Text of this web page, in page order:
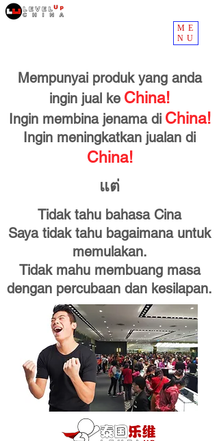
ME
NU
Mempunyai produk yang anda
ingin jual ke China!
Ingin membina jenama di China!
Ingin meningkatkan jualan di
China!
แต่
Tidak tahu bahasa Cina
Saya tidak tahu bagaimana untuk
memulakan.
Tidak mahu membuang masa
dengan percubaan dan kesilapan.